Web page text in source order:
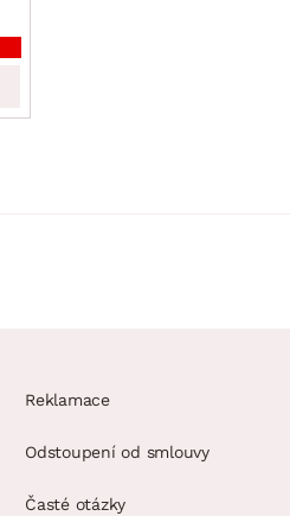
Reklamace
Odstoupení od smlouvy
Časté otázky